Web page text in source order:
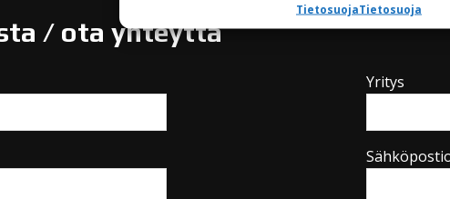
TietosuojaTietosuoja
/ ota yhteyttä
Yritys